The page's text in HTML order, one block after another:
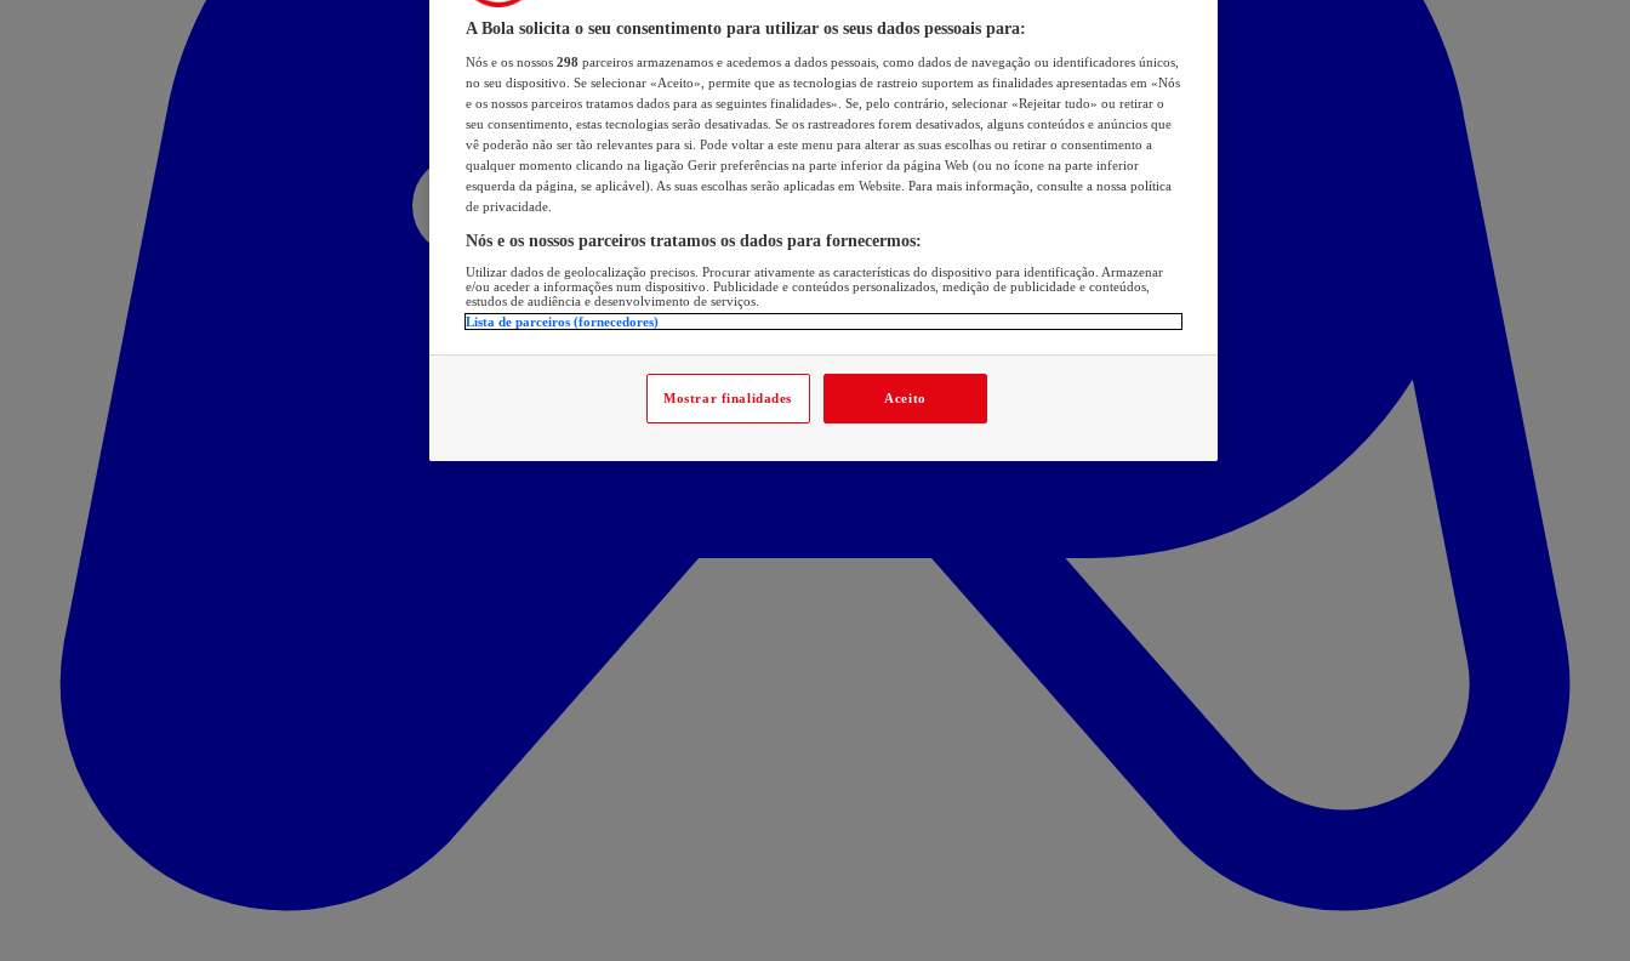
A Bola solicita o seu consentimento para utilizar os seus dados pessoais para:
Nós e os nossos 298 parceiros armazenamos e acedemos a dados pessoais, como dados de navegação ou identificadores únicos,
no seu dispositivo. Se selecionar «Aceito», permite que as tecnologias de rastreio suportem as finalidades apresentadas em «Nós
e os nossos parceiros tratamos dados para as seguintes finalidades». Se, pelo contrário, selecionar «Rejeitar tudo» ou retirar o
seu consentimento, estas tecnologias serão desativadas. Se os rastreadores forem desativados, alguns conteúdos e anúncios que
vê poderão não ser tão relevantes para si. Pode voltar a este menu para alterar as suas escolhas ou retirar o consentimento a
qualquer momento clicando na ligação Gerir preferências na parte inferior da página Web (ou no ícone na parte inferior
esquerda da página, se aplicável). As suas escolhas serão aplicadas em Website. Para mais informação, consulte a nossa política
de privacidade.
Nós e os nossos parceiros tratamos os dados para fornecermos:
Utilizar dados de geolocalização precisos. Procurar ativamente as características do dispositivo para identificação. Armazenar
e/ou aceder a informações num dispositivo. Publicidade e conteúdos personalizados, medição de publicidade e conteúdos,
estudos de audiência e desenvolvimento de serviços.
Lista de parceiros (fornecedores)
Mostrar finalidades Aceito